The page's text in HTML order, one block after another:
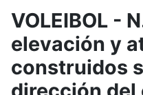
VOLEIBOL -
elevación y
construidos